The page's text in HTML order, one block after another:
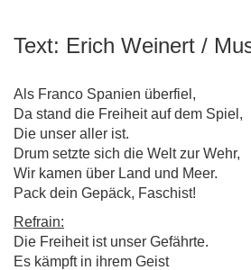
Text: Erich Weinert /
Als Franco Spanien überfiel,
Da stand die Freiheit auf dem Spiel,
Die unser aller ist.
Drum setzte sich die Welt zur Wehr,
Wir kamen über Land und Meer.
Pack dein Gepäck, Faschist!
Refrain:
Die Freiheit ist unser Gefährte.
Es kämpft in ihrem Geist